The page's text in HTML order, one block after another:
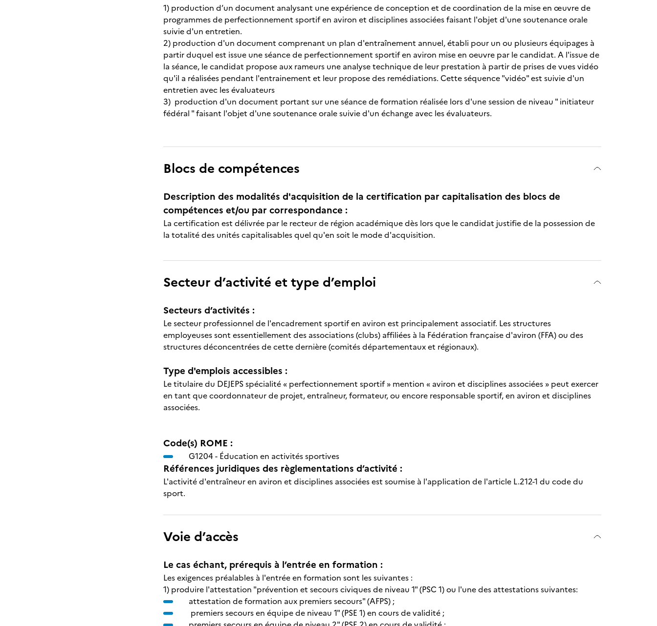
1) production d’un document analysant une expérience de conception et de coordination de la mise en œuvre de
programmes de perfectionnement sportif en aviron et disciplines associées faisant l'objet d'une soutenance orale
suivie d'un entretien.
2) production d'un document comprenant un plan d'entraînement annuel, établi pour un ou plusieurs équipages à
partir duquel est issue une séance de perfectionnement sportif en aviron mise en oeuvre par le candidat. A l'issue de
la séance, le candidat propose aux rameurs une analyse technique de leur prestation à partir de prises de vues vidéo
qu'il a réalisées pendant l'entrainement et leur propose des remédiations. Cette séquence "vidéo" est suivie d'un
entretien avec les évaluateurs
3) production d'un document portant sur une séance de formation réalisée lors d'une session de niveau " initiateur
fédéral " faisant l'objet d'une soutenance orale suivie d'un échange avec les évaluateurs.
Blocs de compétences
Description des modalités d'acquisition de la certification par capitalisation des blocs de
compétences et/ou par correspondance :
La certification est délivrée par le recteur de région académique dès lors que le candidat justifie de la possession de
la totalité des unités capitalisables quel qu'en soit le mode d'acquisition.
Secteur d’activité et type d’emploi
Secteurs d’activités :
Le secteur professionnel de l'encadrement sportif en aviron est principalement associatif. Les structures
employeuses sont essentiellement des associations (clubs) affiliées à la Fédération française d'aviron (FFA) ou des
structures déconcentrées de cette dernière (comités départementaux et régionaux).
Type d'emplois accessibles :
Le titulaire du DEJEPS spécialité « perfectionnement sportif » mention « aviron et disciplines associées » peut exercer
en tant que coordonnateur de projet, entraîneur, formateur, ou encore responsable sportif, en aviron et disciplines
associées.
Code(s) ROME :
G1204 - Éducation en activités sportives
Références juridiques des règlementations d’activité :
L'activité d'entraîneur en aviron et disciplines associées est soumise à l'application de l'article L.212-1 du code du
sport.
Voie d’accès
Le cas échant, prérequis à l’entrée en formation :
Les exigences préalables à l'entrée en formation sont les suivantes :
1) produire l'attestation "prévention et secours civiques de niveau 1" (PSC 1) ou l'une des attestations suivantes:
attestation de formation aux premiers secours" (AFPS) ;
premiers secours en équipe de niveau 1" (PSE 1) en cours de validité ;